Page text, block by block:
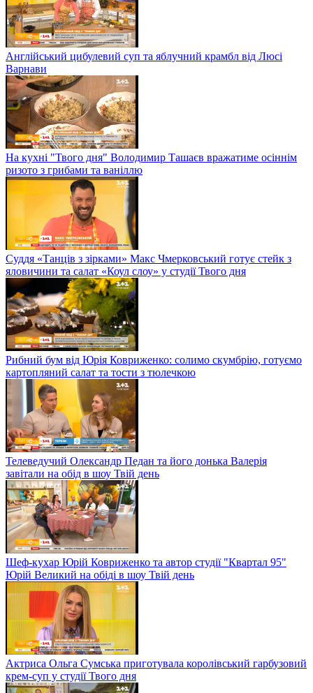
Англійський цибулевий суп та яблучний крамбл від Люсі
Варнави
На кухні "Твого дня" Володимир Ташаєв вражатиме осіннім
ризото з грибами та ваніллю
Суддя «Танців з зірками» Макс Чмерковський готує стейк з
яловичини та салат «Коул слоу» у студії Твого дня
Рибний бум від Юрія Ковриженко: солимо скумбрію, готуємо
картопляний салат та тости з тюлечкою
Телеведучий Олександр Педан та його донька Валерія
завітали на обід в шоу Твій день
Шеф-кухар Юрій Ковриженко та автор студії "Квартал 95"
Юрій Великий на обіді в шоу Твій день
Актриса Ольга Сумська приготувала королівський гарбузовий
крем-суп у студії Твого дня